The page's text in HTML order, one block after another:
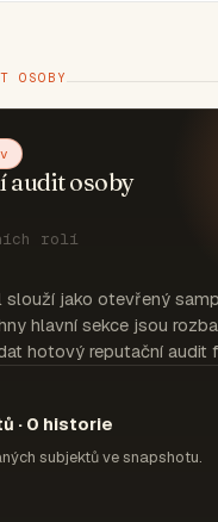
OSOBY
audit osoby
rolí
slouží jako otevřený
hlavní sekce jsou
hotový reputační audit
· 0 historie
subjektů ve snapshotu.